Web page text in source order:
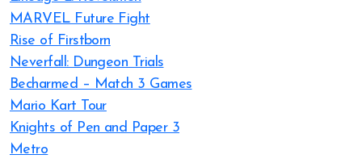
MARVEL Future Fight
Rise of Firstborn
Neverfall: Dungeon Trials
Becharmed – Match 3 Games
Mario Kart Tour
Knights of Pen and Paper 3
Metro